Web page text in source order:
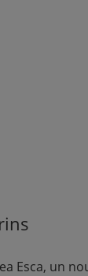
Esca, un